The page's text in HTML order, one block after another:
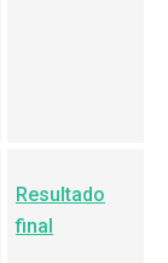
Resultado
final